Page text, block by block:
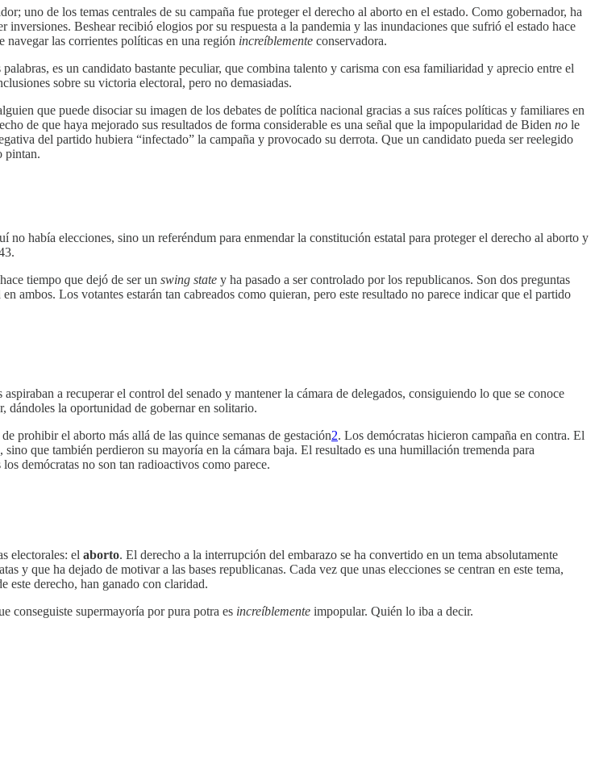
uno de los temas centrales de su campaña fue proteger el derecho al aborto en el estado. Como gobernador, ha
Beshear recibió elogios por su respuesta a la pandemia y las inundaciones que sufrió el estado hace
las corrientes políticas en una región increíblemente conservadora.
es un candidato bastante peculiar, que combina talento y carisma con esa familiaridad y aprecio entre el
sobre su victoria electoral, pero no demasiadas.
que puede disociar su imagen de los debates de política nacional gracias a sus raíces políticas y familiares en
de que haya mejorado sus resultados de forma considerable es una señal que la impopularidad de Biden no le
del partido hubiera “infectado” la campaña y provocado su derrota. Que un candidato pueda ser reelegido
pintan.
había elecciones, sino un referéndum para enmendar la constitución estatal para proteger el derecho al aborto y
tiempo que dejó de ser un swing state y ha pasado a ser controlado por los republicanos. Son dos preguntas
ambos. Los votantes estarán tan cabreados como quieran, pero este resultado no parece indicar que el partido
a recuperar el control del senado y mantener la cámara de delegados, consiguiendo lo que se conoce
dándoles la oportunidad de gobernar en solitario.
prohibir el aborto más allá de las quince semanas de gestación2. Los demócratas hicieron campaña en contra. El
que también perdieron su mayoría en la cámara baja. El resultado es una humillación tremenda para
los demócratas no son tan radioactivos como parece.
electorales: el aborto. El derecho a la interrupción del embarazo se ha convertido en un tema absolutamente
y que ha dejado de motivar a las bases republicanas. Cada vez que unas elecciones se centran en este tema,
este derecho, han ganado con claridad.
conseguiste supermayoría por pura potra es increíblemente impopular. Quién lo iba a decir.